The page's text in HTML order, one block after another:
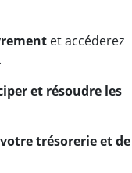
et accéderez
et résoudre les
trésorerie et de